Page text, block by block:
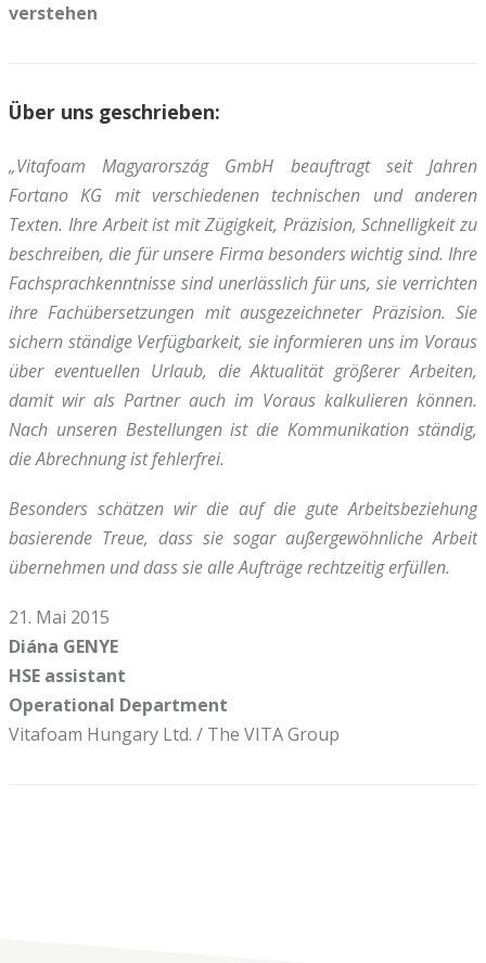
verstehen
Über uns geschrieben:
„Vitafoam Magyarország GmbH beauftragt seit Jahren
Fortano KG mit verschiedenen technischen und anderen
Texten. Ihre Arbeit ist mit Zügigkeit, Präzision, Schnelligkeit zu
beschreiben, die für unsere Firma besonders wichtig sind. Ihre
Fachsprachkenntnisse sind unerlässlich für uns, sie verrichten
ihre Fachübersetzungen mit ausgezeichneter Präzision. Sie
sichern ständige Verfügbarkeit, sie informieren uns im Voraus
über eventuellen Urlaub, die Aktualität größerer Arbeiten,
damit wir als Partner auch im Voraus kalkulieren können.
Nach unseren Bestellungen ist die Kommunikation ständig,
die Abrechnung ist fehlerfrei.
Besonders schätzen wir die auf die gute Arbeitsbeziehung
basierende Treue, dass sie sogar außergewöhnliche Arbeit
übernehmen und dass sie alle Aufträge rechtzeitig erfüllen.
21. Mai 2015
Diána GENYE
HSE assistant
Operational Department
Vitafoam Hungary Ltd. / The VITA Group